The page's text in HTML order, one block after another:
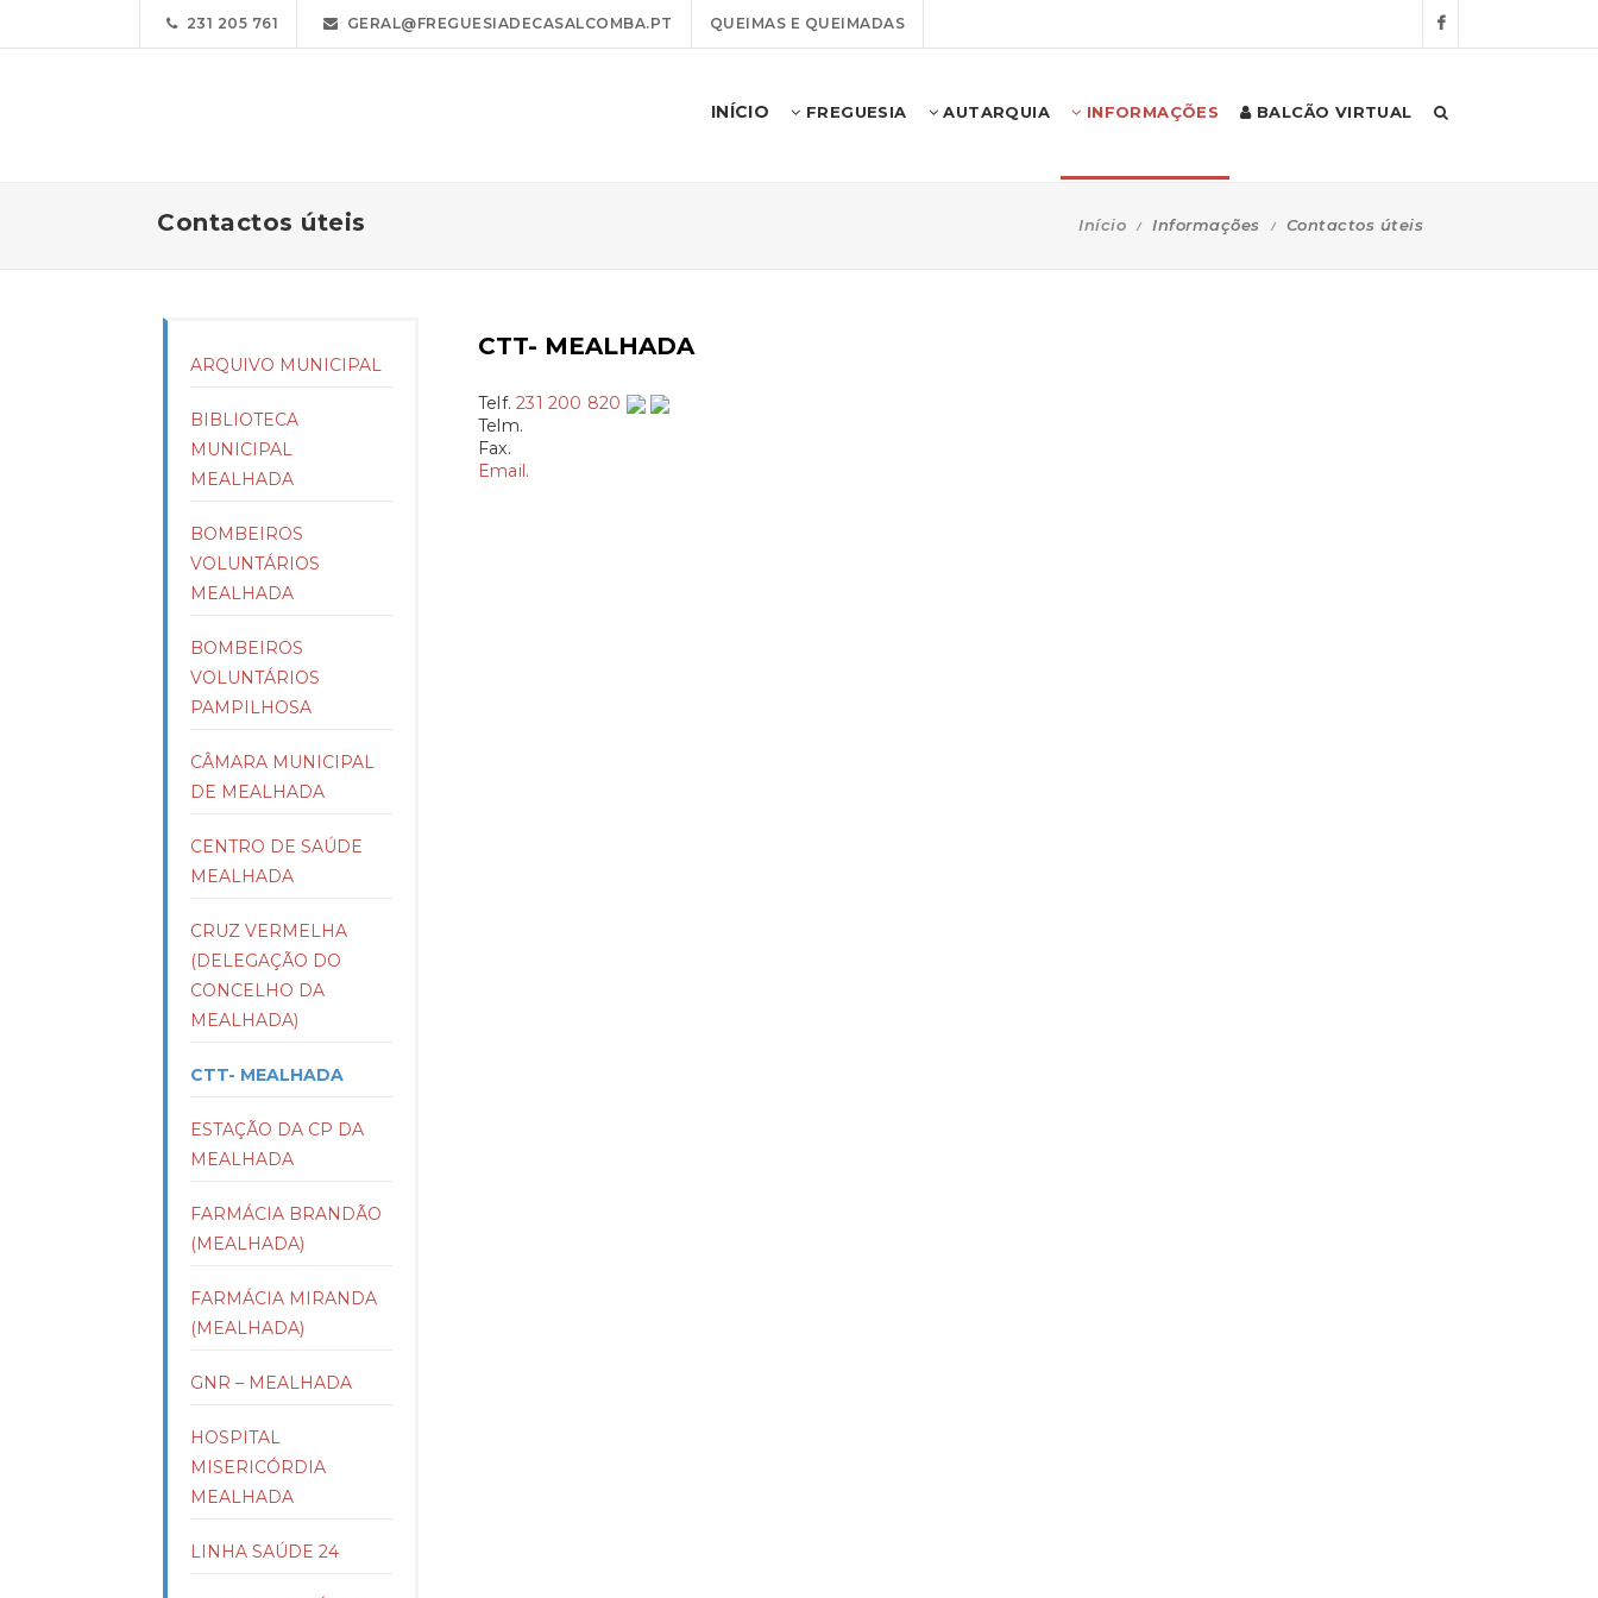
231 205 761 GERAL@FREGUESIADECASALCOMBA.PT QUEIMAS E QUEIMADAS
INÍCIO FREGUESIA AUTARQUIA INFORMAÇÕES BALCÃO VIRTUAL
Contactos úteis Início Informações Contactos úteis
ARQUIVO MUNICIPAL
BIBLIOTECA
MUNICIPAL
MEALHADA
BOMBEIROS
VOLUNTÁRIOS
MEALHADA
BOMBEIROS
VOLUNTÁRIOS
PAMPILHOSA
CÂMARA MUNICIPAL
DE MEALHADA
CENTRO DE SAÚDE
MEALHADA
CRUZ VERMELHA
(DELEGAÇÃO DO
CONCELHO DA
MEALHADA)
CTT- MEALHADA
ESTAÇÃO DA CP DA
MEALHADA
FARMÁCIA BRANDÃO
(MEALHADA)
FARMÁCIA MIRANDA
(MEALHADA)
GNR – MEALHADA
HOSPITAL
MISERICÓRDIA
MEALHADA
LINHA SAÚDE 24
CTT- MEALHADA
Telf.231 200 820
Telm.
Fax.
Email.